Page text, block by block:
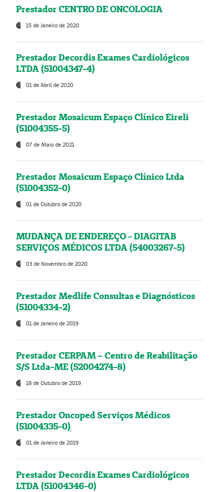
Prestador CENTRO DE ONCOLOGIA
15 de Janeiro de 2020
Prestador Decordis Exames Cardiológicos
LTDA (51004347-4)
01 de Abril de 2020
Prestador Mosaicum Espaço Clínico Eireli
(51004355-5)
07 de Maio de 2021
Prestador Mosaicum Espaço Clínico Ltda
(51004352-0)
01 de Outubro de 2020
MUDANÇA DE ENDEREÇO - DIAGITAB
SERVIÇOS MÉDICOS LTDA (54003267-5)
03 de Novembro de 2020
Prestador Medlife Consultas e Diagnósticos
(51004334-2)
01 de Janeiro de 2019
Prestador CERPAM – Centro de Reabilitação
S/S Ltda-ME (52004274-8)
18 de Outubro de 2019
Prestador Oncoped Serviços Médicos
(51004335-0)
01 de Janeiro de 2019
Prestador Decordis Exames Cardiológicos
LTDA (51004346-0)